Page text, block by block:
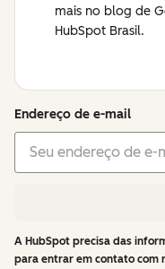
mais no blog de
HubSpot Brasil.
Endereço de e-mail
A HubSpot precisa das
para entrar em contato com